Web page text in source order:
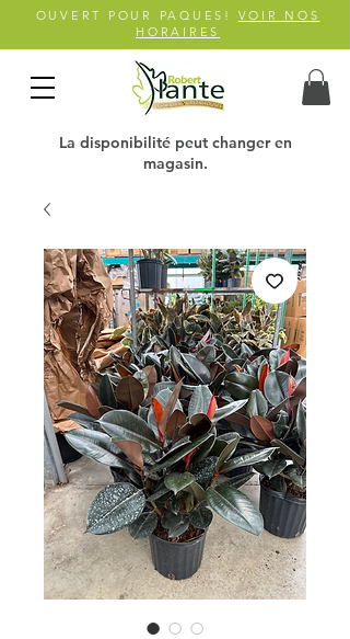
OUVERT POUR PAQUES! VOIR NOS
HORAIRES
La disponibilité peut changer en
magasin.